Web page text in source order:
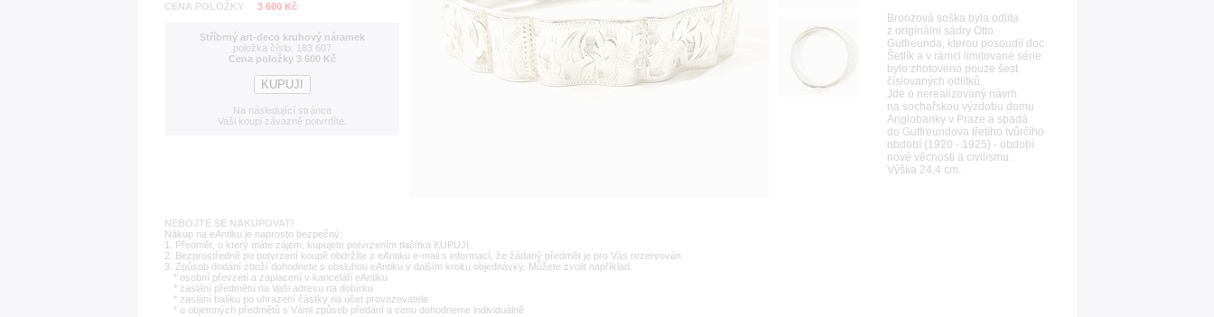
CENA POLOŽKY
3 600 Kč
Stříbrný art-deco kruhový náramek
položka číslo: 183 607
Cena položky 3 600 Kč
Na následující stránce
Vaši koupi závazně potvrdíte.
NEBOJTE SE NAKUPOVAT!
Nákup na eAntiku je naprosto bezpečný:
1. Předmět, o který máte zájem, kupujete potvrzením tlačítka KUPUJI.
2. Bezprostředně po potvrzení koupě obdržíte z eAntiku e-mail s informací, že žádaný předmět je pro Vás rezervován.
3. Způsob dodání zboží dohodnete s obsluhou eAntiku v dalším kroku objednávky. Můžete zvolit například:
* osobní převzetí a zaplacení v kanceláři eAntiku
* zaslání předmětu na Vaši adresu na dobírku
* zaslání balíku po uhrazení částky na účet provozovatele
* u objemných předmětů s Vámi způsob předání a cenu dohodneme individuálně
Bronzová soška byla odlita
z originální sádry Otto
Gutfreunda, kterou posoudil doc.
Šetlík a v rámci limitované série
bylo zhotoveno pouze šest
číslovaných odlitků.
Jde o nerealizovaný návrh
na sochařskou výzdobu domu
Anglobanky v Praze a spadá
do Gutfreundova třetího tvůrčího
období (1920 - 1925) - období
nové věcnosti a civilismu.
Výška 24,4 cm.